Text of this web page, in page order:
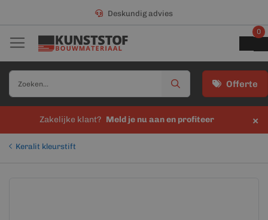
Deskundig advies
Offerte
0
Zakelijke klant? Meld je nu aan en profiteer ×
Keralit kleurstift